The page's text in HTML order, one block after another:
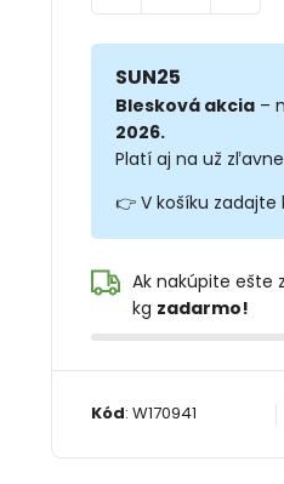
SUN25
Blesková akcia–
2026.
Platí aj na už
👉 V košíku zadajte
Ak nakúpite ešte
kg zadarmo!
Kód: W170941